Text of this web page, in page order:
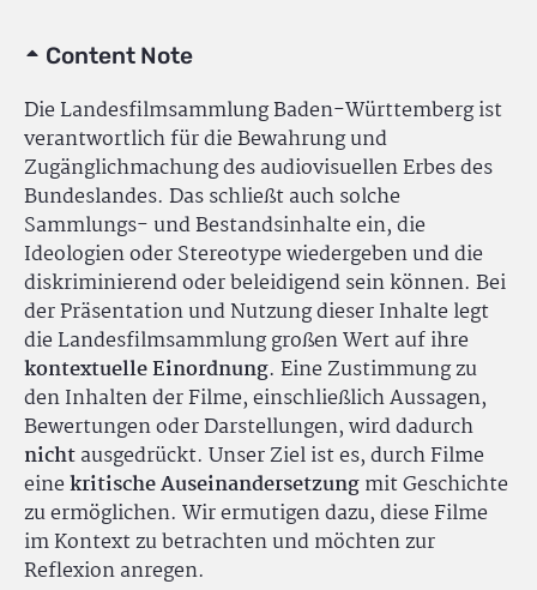
Content Note
Die Landesfilmsammlung Baden-Württemberg ist
verantwortlich für die Bewahrung und
Zugänglichmachung des audiovisuellen Erbes des
Bundeslandes. Das schließt auch solche
Sammlungs- und Bestandsinhalte ein, die
Ideologien oder Stereotype wiedergeben und die
diskriminierend oder beleidigend sein können. Bei
der Präsentation und Nutzung dieser Inhalte legt
die Landesfilmsammlung großen Wert auf ihre
kontextuelle Einordnung. Eine Zustimmung zu
den Inhalten der Filme, einschließlich Aussagen,
Bewertungen oder Darstellungen, wird dadurch
nichtausgedrückt. Unser Ziel ist es, durch Filme
einekritische Auseinandersetzungmit Geschichte
zu ermöglichen. Wir ermutigen dazu, diese Filme
im Kontext zu betrachten und möchten zur
Reflexion anregen.